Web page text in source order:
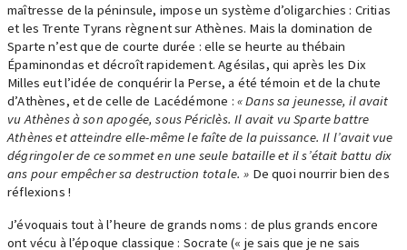
maîtresse de la péninsule, impose un système d’oligarchies : Critias
et les Trente Tyrans règnent sur Athènes. Mais la domination de
Sparte n’est que de courte durée : elle se heurte au thébain
Épaminondas et décroît rapidement. Agésilas, qui après les Dix
Milles eut l’idée de conquérir la Perse, a été témoin et de la chute
d’Athènes, et de celle de Lacédémone : « Dans sa jeunesse, il avait
vu Athènes à son apogée, sous Périclès. Il avait vu Sparte battre
Athènes et atteindre elle-même le faîte de la puissance. Il l’avait vue
dégringoler de ce sommet en une seule bataille et il s’était battu dix
ans pour empêcher sa destruction totale. » De quoi nourrir bien des
réflexions !
J’évoquais tout à l’heure de grands noms : de plus grands encore
ont vécu à l’époque classique : Socrate (« je sais que je ne sais